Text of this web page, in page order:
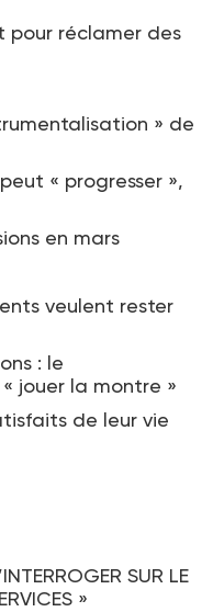
pour réclamer des
» de
« progresser »,
en mars
veulent rester
: le
jouer la montre »
de leur vie
SUR LE
»